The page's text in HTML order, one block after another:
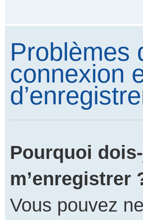
Problèmes
connexion
Pourquoi
m’enregistrer
Vous pouvez